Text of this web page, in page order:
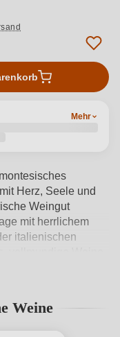
Mehr
Herz, Seele und
Weingut
mit herrlichem
italienischen
Geschmack der
Aromen von
Weine